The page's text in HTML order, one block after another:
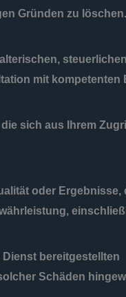
Gründen zu löschen.
mit kompetenten
sich aus Ihrem
oder Ergebnisse,
bereitgestellten
Schäden